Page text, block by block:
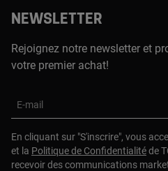
NEWSLETTER
Rejoignez notre newsletter et
votre premier achat!
E-mail
En cliquant sur "S'inscrire", vous
et la Politique de Confidentialitéde
recevoir des communications